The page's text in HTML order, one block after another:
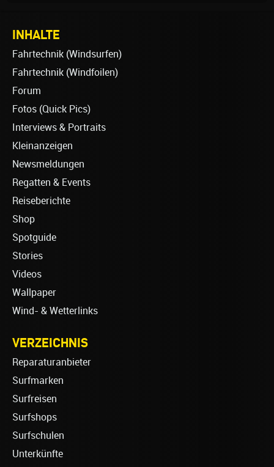
INHALTE
Fahrtechnik (Windsurfen)
Fahrtechnik (Windfoilen)
Forum
Fotos (Quick Pics)
Interviews & Portraits
Kleinanzeigen
Newsmeldungen
Regatten & Events
Reiseberichte
Shop
Spotguide
Stories
Videos
Wallpaper
Wind- & Wetterlinks
VERZEICHNIS
Reparaturanbieter
Surfmarken
Surfreisen
Surfshops
Surfschulen
Unterkünfte